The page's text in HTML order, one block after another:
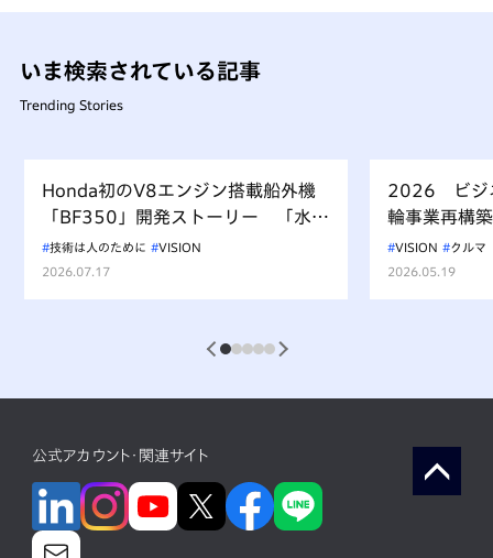
いま検索されている記事
Trending Stories
Honda初のV8エンジン搭載船外機
「BF350」開発ストーリー 「水上
を走るもの、水を汚すべからず」を
受け継ぐ挑戦
技術は人のために
VISION
2026.07.17
2026 ビジ
輪事業再構
VISION
クルマ
2026.05.19
1 2 3 4 5
公式アカウント・関連サイト